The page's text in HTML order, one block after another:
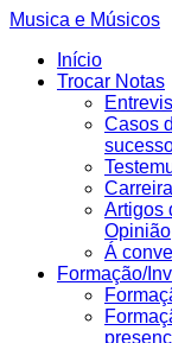
Musica e Músicos
Início
Trocar Notas
Casos
Artigos
Opinião
Á
Formação/